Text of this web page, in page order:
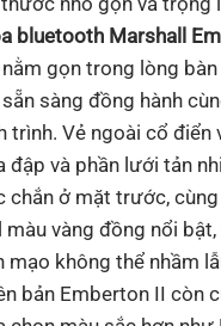
bluetooth Marshall
gọn trong lòng
sàng đồng hành
trình. Vẻ ngoài cổ điển
đập và phần lưới tản
chắn ở mặt trước,
màu vàng đồng nổi
mạo không thể nhầm
bản Emberton II còn